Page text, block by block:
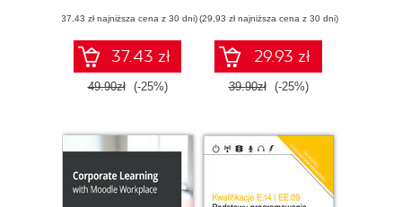
nauki zawodów
technik
ekonomista i
technik
rachunkowości
(37,43 zł najniższa cena z 30 dni)
37.43 zł
49.90zł (-25%)
nauki zawodów
technik
ekonomista i
technik
rachunkowości
(29,93 zł najniższa cena z 30 dni)
29.93 zł
39.90zł (-25%)